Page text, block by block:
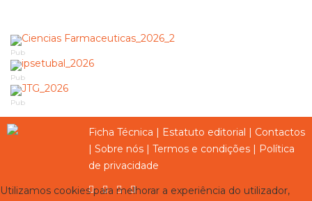
Pub
Pub
Pub
Ficha Técnica | Estatuto editorial | Contactos
| Sobre nós | Termos e condições | Política
de privacidade
Utilizamos cookies para melhorar a experiência do utilizador,